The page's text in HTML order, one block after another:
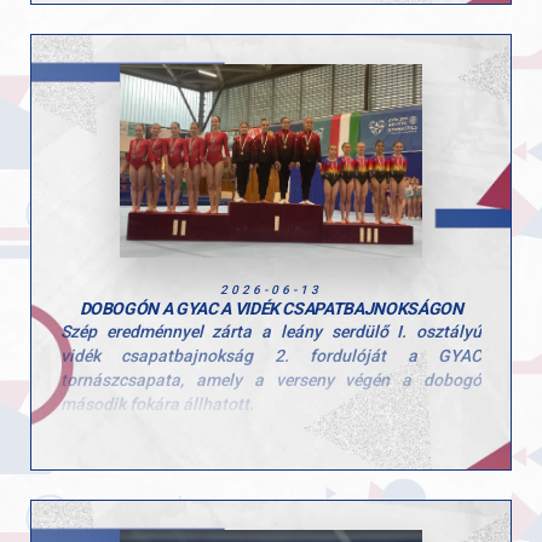
Zoller-Delbó Zorka
Herenkovics Rozália
Szívből gratulálunk a lányoknak a szép teljesítményhez
és a megérdemelt győzelemhez! Köszönjük edzőink
kitartó munkáját!
Felkészítő edzők: Szűcs Szonja és Kardos Botond.
2026-06-13
DOBOGÓN A GYAC A VIDÉK CSAPATBAJNOKSÁGON
Szép eredménnyel zárta a leány serdülő I. osztályú
vidék csapatbajnokság 2. fordulóját a GYAC
tornászcsapata, amely a verseny végén a dobogó
második fokára állhatott.
A csapat tagjai: Hegedűs Réka, Kovács Bianka, Kerczó
Felkészítő edzők: Szűcs Nicoleta Lucia és Fajkusz
Csaba.